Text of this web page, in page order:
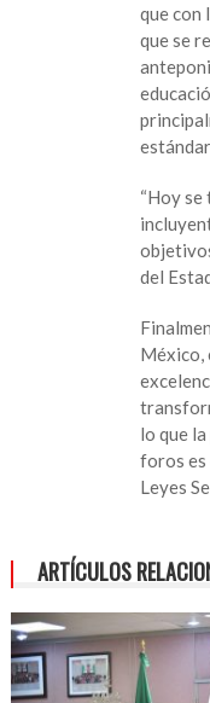
que con
que se
“Hoy se
del
México,
lo que
foros es
Leyes
ARTÍCULOS